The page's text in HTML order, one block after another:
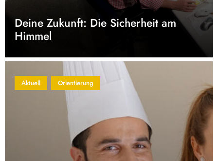
Deine Zukunft: Die Sicherheit am
Himmel
Aktuell Orientierung